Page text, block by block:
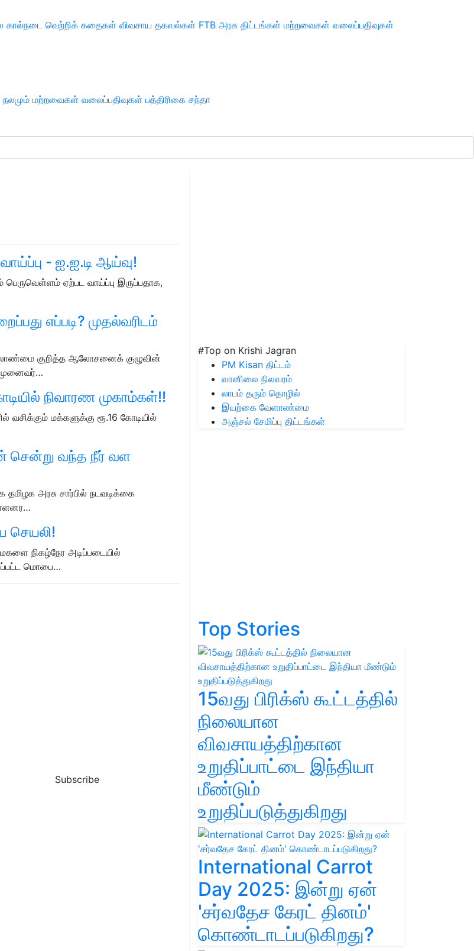
கால்நடை வெற்றிக் கதைகள் விவசாய தகவல்கள் FTB அரசு திட்டங்கள் மற்றவைகள் வலைப்பதிவுகள்
நலமும் மற்றவைகள் வலைப்பதிவுகள் பத்திரிகை சந்தா
Subscribe
- ஐ.ஐ.டி ஆய்வு!
ஏற்பட வாய்ப்பு இருப்பதாக,
எப்படி? முதல்வரிடம்
குறித்த ஆலோசனைக் குழுவின்
முனைவர்…
நிவாரண முகாம்கள்!!
மக்களுக்கு ரூ.16 கோடியில்
சென்று வந்த நீர் வள
அரசு சார்பில் நடவடிக்கை
செயலி!
நிகழ்நேர அடிப்படையில்
மொபை…
#Top on Krishi Jagran
PM Kisan திட்டம்
வானிலை நிலவரம்
லாபம் தரும் தொழில்
இயற்கை வேளாண்மை
அஞ்சல் சேமிப்பு திட்டங்கள்
Top Stories
15வது பிரிக்ஸ் கூட்டத்தில்
நிலையான
விவசாயத்திற்கான
உறுதிப்பாட்டை இந்தியா
மீண்டும்
உறுதிப்படுத்துகிறது
International Carrot
Day 2025: இன்று ஏன்
'சர்வதேச கேரட் தினம்'
கொண்டாடப்படுகிறது?